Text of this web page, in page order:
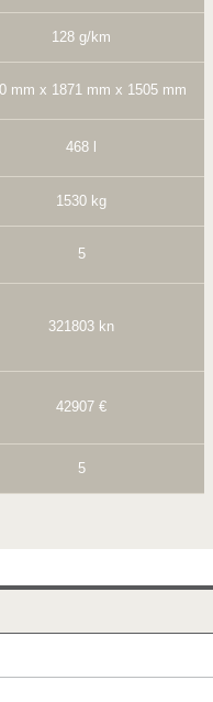
128 g/km
mm x 1871 mm x 1505 mm
468 l
1530 kg
5
321803 kn
42907 €
5
Francuska